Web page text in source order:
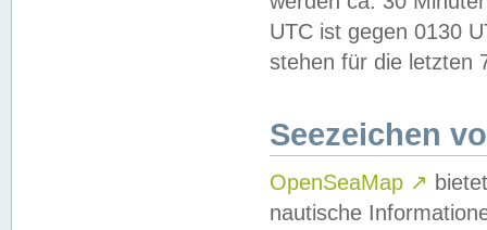
UTC ist gegen 0130
stehen für die letzten
Seezeichen
OpenSeaMap ↗
nautische